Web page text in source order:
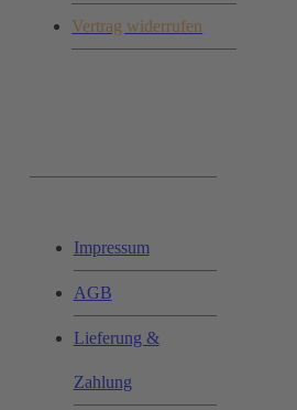
Vertrag widerrufen
Impressum
AGB
Lieferung &
Zahlung